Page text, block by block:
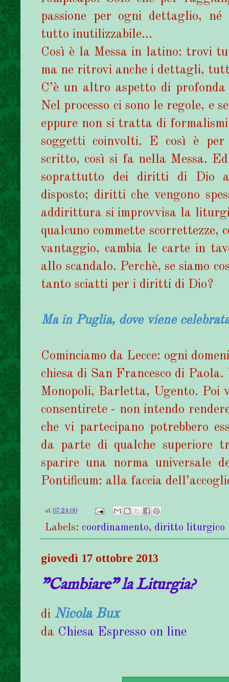
passione per ogni dettaglio,
tutto inutilizzabile...
Così è la Messa in latino: trovi
ma ne ritrovi anche i dettagli,
C’è un altro aspetto di
Nel processo ci sono le regole, e
eppure non si tratta di
soggetti coinvolti. E così è per
scritto, così si fa nella Messa.
soprattutto dei diritti di Dio
disposto; diritti che vengono
addirittura si improvvisa la
qualcuno commette scorrettezze,
vantaggio, cambia le carte in
allo scandalo. Perchè, se siamo
tanto sciatti per i diritti di Dio?
Ma in Puglia, dove viene
Cominciamo da Lecce: ogni
chiesa di San Francesco di
Monopoli, Barletta, Ugento. Poi
consentirete - non intendo
che vi partecipano potrebbero
da parte di qualche superiore
sparire una norma universale
Pontificum: alla faccia
at 07:24:00
Labels: coordinamento, diritto liturgico
giovedì 17 ottobre 2013
"Cambiare" la Liturgia?
di Nicola Bux
da Chiesa Espresso on line